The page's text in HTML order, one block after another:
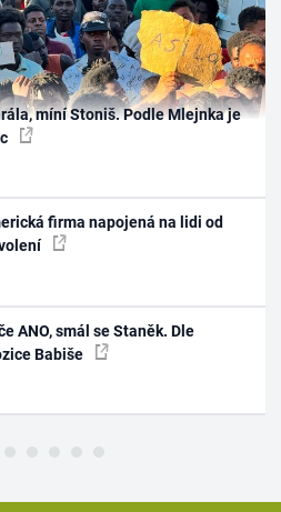
míní Stoniš. Podle Mlejnka je
firma napojená na lidi od
ANO, smál se Staněk. Dle
Babiše